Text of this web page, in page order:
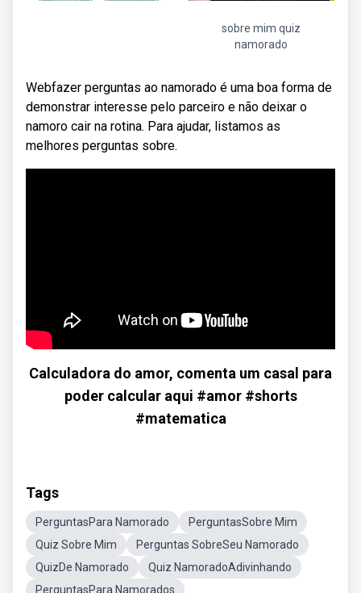
sobre mim quiz
namorado
Webfazer perguntas ao namorado é uma boa forma de
demonstrar interesse pelo parceiro e não deixar o
namoro cair na rotina. Para ajudar, listamos as
melhores perguntas sobre.
Calculadora do amor, comenta um casal para
poder calcular aqui #amor #shorts
#matematica
Tags
PerguntasPara Namorado
PerguntasSobre Mim
Quiz Sobre Mim
Perguntas SobreSeu Namorado
QuizDe Namorado
Quiz NamoradoAdivinhando
PerguntasPara Namorados